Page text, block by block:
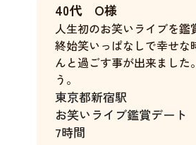
40代 O様
人生初のお笑いライブを鑑
終始笑いっぱなしで幸せな
んと過ごす事が出来ました
う。
東京都新宿駅
お笑いライブ鑑賞デート
7時間